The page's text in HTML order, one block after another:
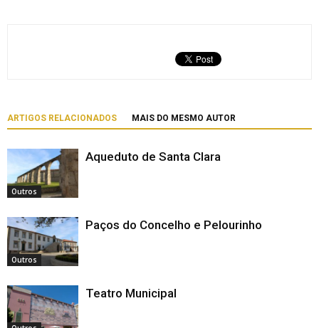
ARTIGOS RELACIONADOS MAIS DO MESMO AUTOR
Outros
Aqueduto de Santa Clara
Outros
Paços do Concelho e Pelourinho
Teatro Municipal